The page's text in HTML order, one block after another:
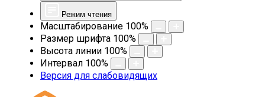
Режим чтения
Масштабирование 100%
Размер шрифта 100%
Высота линии 100%
Интервал 100%
Версия для слабовидящих